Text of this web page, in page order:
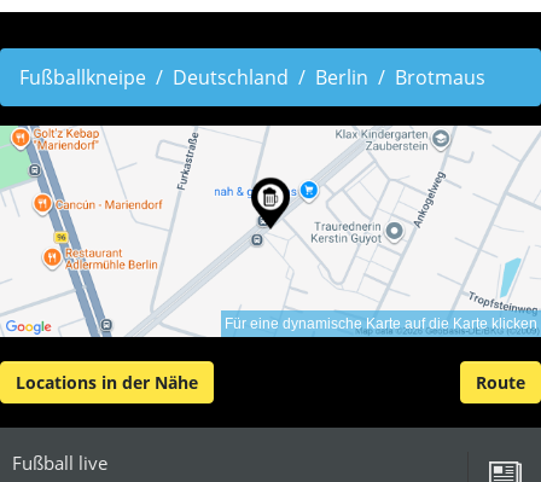
Fußballkneipe Deutschland Berlin Brotmaus
Für eine dynamische Karte auf die Karte klicken
Locations in der Nähe Route
Fußball live